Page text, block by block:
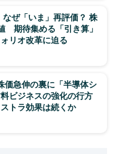
ぜ「いま」再評価？ 株
期待集める「引き算」
リオ改革に迫る
価急伸の裏に「半導体シ
ビジネスの強化の行方
トラ効果は続くか